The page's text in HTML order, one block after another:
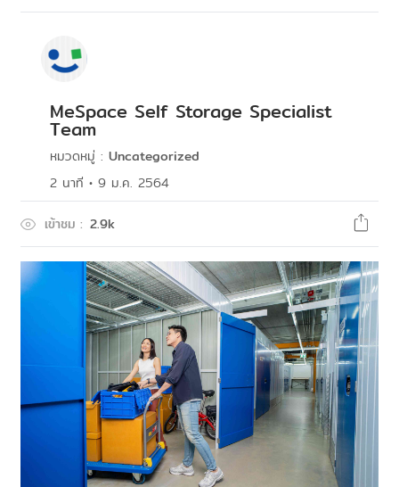
MeSpace Self Storage Specialist
Team
หมวดหมู่ : Uncategorized
2 นาที • 9 ม.ค. 2564
เข้าชม : 2.9k